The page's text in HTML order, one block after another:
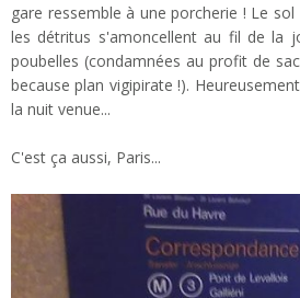
gare ressemble à une porcherie ! Le
les détritus s'amoncellent au fil de la
poubelles (condamnées au profit de
because plan vigipirate !).
la nuit venue...
C'est ça aussi, Paris...